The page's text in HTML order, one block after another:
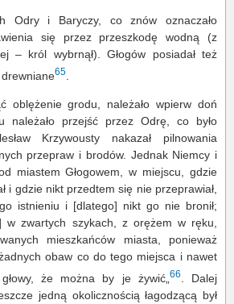
Odry i Baryczy, co znów oznaczało
się przez przeszkodę wodną (z
– król wybrnął). Głogów posiadał też
65
oblężenie grodu, należało wpierw doń
należało przejść przez Odrę, co było
Krzywousty nakazał pilnowania
przepraw i brodów. Jednak Niemcy i
miastem Głogowem, w miejscu, gdzie
i gdzie nikt przedtem się nie przeprawiał,
istnieniu i [dlatego] nikt go nie bronił;
w zwartych szykach, z orężem w ręku,
mieszkańców miasta, ponieważ
obaw co do tego miejsca i nawet
że można by je żywić„ 66
. Dalej
jedną okolicznością łagodzącą był